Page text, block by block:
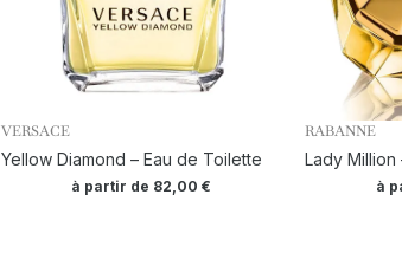
VERSACE
Yellow Diamond – Eau de Toilette
à partir de 82,00€
RABANNE
Lady Million
à